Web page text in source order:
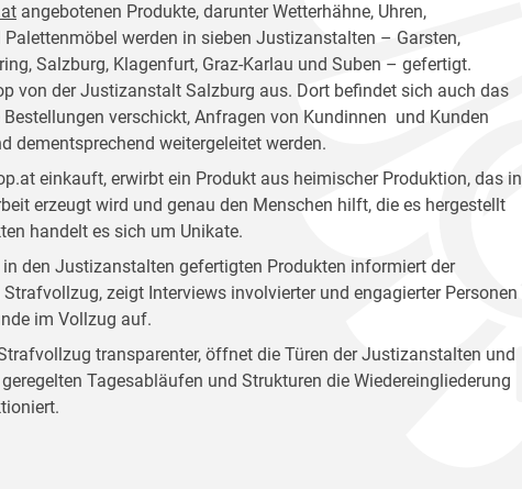
angebotenen Produkte, darunter Wetterhähne, Uhren,
werden in sieben Justizanstalten – Garsten,
Salzburg, Klagenfurt, Graz-Karlau und Suben – gefertigt.
von der Justizanstalt Salzburg aus. Dort befindet sich auch das
verschickt, Anfragen von Kundinnen und Kunden
dementsprechend weitergeleitet werden.
einkauft, erwirbt ein Produkt aus heimischer Produktion, das in
erzeugt wird und genau den Menschen hilft, die es hergestellt
handelt es sich um Unikate.
in den Justizanstalten gefertigten Produkten informiert der
zeigt Interviews involvierter und engagierter Personen
im Vollzug auf.
transparenter, öffnet die Türen der Justizanstalten und
Tagesabläufen und Strukturen die Wiedereingliederung